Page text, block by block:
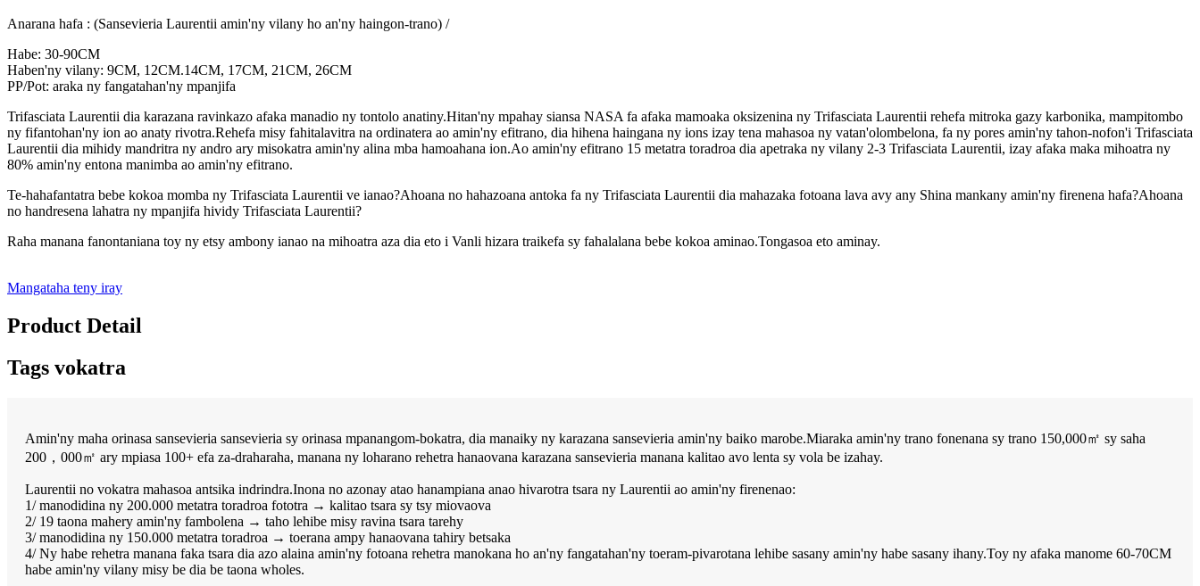
Anarana hafa : (Sansevieria Laurentii amin'ny vilany ho an'ny haingon-trano) /
Habe: 30-90CM
Haben'ny vilany: 9CM, 12CM.14CM, 17CM, 21CM, 26CM
PP/Pot: araka ny fangatahan'ny mpanjifa
Trifasciata Laurentii dia karazana ravinkazo afaka manadio ny tontolo anatiny.Hitan'ny mpahay siansa NASA fa afaka mamoaka oksizenina ny Trifasciata Laurentii rehefa mitroka gazy karbonika, mampitombo
ny fifantohan'ny ion ao anaty rivotra.Rehefa misy fahitalavitra na ordinatera ao amin'ny efitrano, dia hihena haingana ny ions izay tena mahasoa ny vatan'olombelona, ​​​​fa ny pores amin'ny tahon-nofon'i Trifasciata
Laurentii dia mihidy mandritra ny andro ary misokatra amin'ny alina mba hamoahana ion.Ao amin'ny efitrano 15 metatra toradroa dia apetraka ny vilany 2-3 Trifasciata Laurentii, izay afaka maka mihoatra ny
80% amin'ny entona manimba ao amin'ny efitrano.
Te-hahafantatra bebe kokoa momba ny Trifasciata Laurentii ve ianao?Ahoana no hahazoana antoka fa ny Trifasciata Laurentii dia mahazaka fotoana lava avy any Shina mankany amin'ny firenena hafa?Ahoana
no handresena lahatra ny mpanjifa hividy Trifasciata Laurentii?
Raha manana fanontaniana toy ny etsy ambony ianao na mihoatra aza dia eto i Vanli hizara traikefa sy fahalalana bebe kokoa aminao.Tongasoa eto aminay.
Mangataha teny iray
Product Detail
Tags vokatra
Amin'ny maha orinasa sansevieria sansevieria sy orinasa mpanangom-bokatra, dia manaiky ny karazana sansevieria amin'ny baiko marobe.Miaraka amin'ny trano fonenana sy trano 150,000㎡ sy saha
200，000㎡ ary mpiasa 100+ efa za-draharaha, manana ny loharano rehetra hanaovana karazana sansevieria manana kalitao avo lenta sy vola be izahay.
Laurentii no vokatra mahasoa antsika indrindra.Inona no azonay atao hanampiana anao hivarotra tsara ny Laurentii ao amin'ny firenenao:
1/ manodidina ny 200.000 metatra toradroa fototra → kalitao tsara sy tsy miovaova
2/ 19 taona mahery amin'ny fambolena → taho lehibe misy ravina tsara tarehy
3/ manodidina ny 150.000 metatra toradroa → toerana ampy hanaovana tahiry betsaka
4/ Ny habe rehetra manana faka tsara dia azo alaina amin'ny fotoana rehetra manokana ho an'ny fangatahan'ny toeram-pivarotana lehibe sasany amin'ny habe sasany ihany.Toy ny afaka manome 60-70CM
habe amin'ny vilany misy be dia be taona wholes.